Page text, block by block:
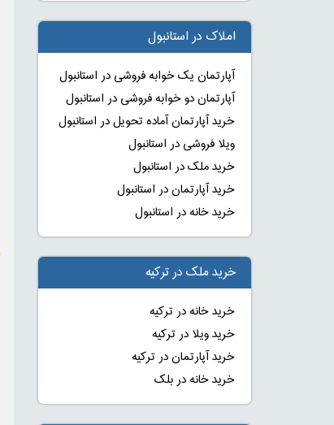
املاک در استانبول
آپارتمان یک خوابه فروشی در استانبول
آپارتمان دو خوابه فروشی در استانبول
خرید آپارتمان آماده تحویل در استانبول
ویلا فروشی در استانبول
خرید ملک در استانبول
خرید آپارتمان در استانبول
خرید خانه در استانبول
خرید ملک در ترکیه
خرید خانه در ترکیه
خرید ویلا در ترکیه
خرید آپارتمان در ترکیه
خرید خانه در بلک